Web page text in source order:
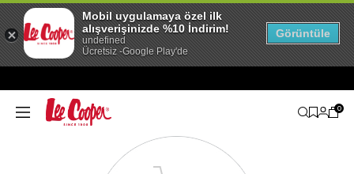
0
Mobil uygulamaya özel ilk
alışverişinizde %10 İndirim!
undefined
Ücretsiz -Google Play'de
Görüntüle